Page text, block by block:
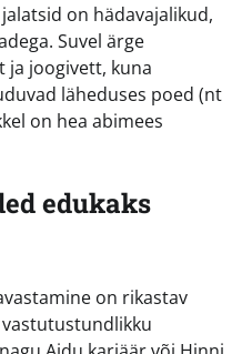
on hädavajalikud,
Suvel ärge
ja joogivett, kuna
läheduses poed (nt
on hea abimees
edukaks
on rikastav